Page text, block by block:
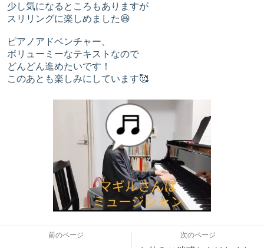
少し気になるところもありますが
スリリングに楽しめました😆
ピアノアドベンチャー、
ボリューミーなテキストなので
どんどん進めたいです！
このあとも楽しみにしています🥰
前のページ 次のページ